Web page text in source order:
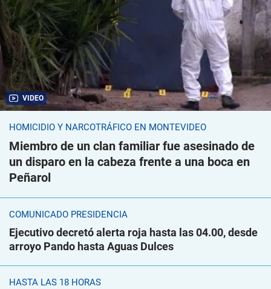
VIDEO
HOMICIDIO Y NARCOTRÁFICO EN MONTEVIDEO
Miembro de un clan familiar fue asesinado de
un disparo en la cabeza frente a una boca en
Peñarol
COMUNICADO PRESIDENCIA
Ejecutivo decretó alerta roja hasta las 04.00, desde
arroyo Pando hasta Aguas Dulces
HASTA LAS 18 HORAS